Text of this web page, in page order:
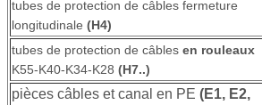
tubes de protection de câbles fermeture
longitudinale (H4)
tubes de protection de câbles en rouleaux
K55-K40-K34-K28 (H7..)
pièces câbles et canal en PE (E1, E2,